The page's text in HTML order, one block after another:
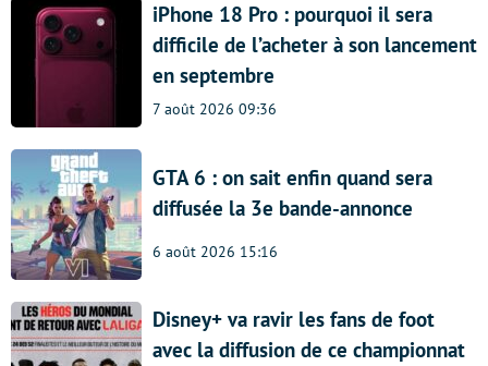
iPhone 18 Pro : pourquoi il sera
difficile de l’acheter à son lancement
en septembre
7 août 2026 09:36
GTA 6 : on sait enfin quand sera
diffusée la 3e bande-annonce
6 août 2026 15:16
Disney+ va ravir les fans de foot
avec la diffusion de ce championnat